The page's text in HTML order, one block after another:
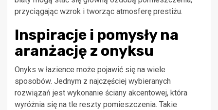
przyciągając wzrok i tworząc atmosferę prestiżu.
Inspiracje i pomysły na
aranżację z onyksu
Onyks w łazience może pojawić się na wiele
sposobów. Jednym z najczęściej wybieranych
rozwiązań jest wykonanie ściany akcentowej, która
wyróżnia się na tle reszty pomieszczenia. Takie